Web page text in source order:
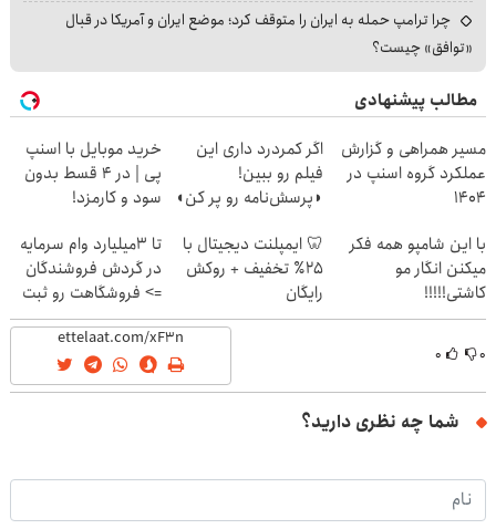
چرا ترامپ حمله به ایران را متوقف کرد؛ موضع ایران و آمریکا در قبال
«توافق» چیست؟
مطالب پیشنهادی
مسیر همراهی و گزارش
عملکرد گروه اسنپ در
۱۴۰۴
اگر کمردرد داری این
فیلم رو ببین!
◗پرسش‌نامه رو پر کن◖
خرید موبایل با اسنپ
پی | در ۴ قسط بدون
سود و کارمزد!
با این شامپو همه فکر
میکنن انگار مو
کاشتی!!!!!
🦷 ایمپلنت دیجیتال با
۲۵٪ تخفیف + روکش
رایگان
تا 3میلیارد وام سرمایه
در گردش فروشندگان
=> فروشگاهت رو ثبت
کن
۰ ۰
شما چه نظری دارید؟